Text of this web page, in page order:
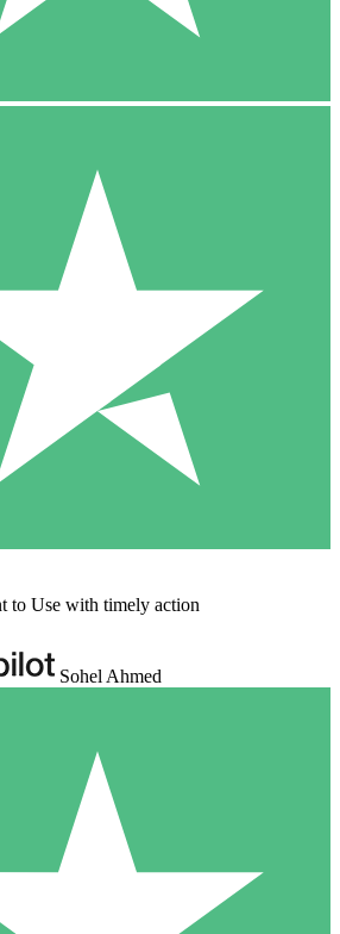
to Use with timely action
Sohel Ahmed